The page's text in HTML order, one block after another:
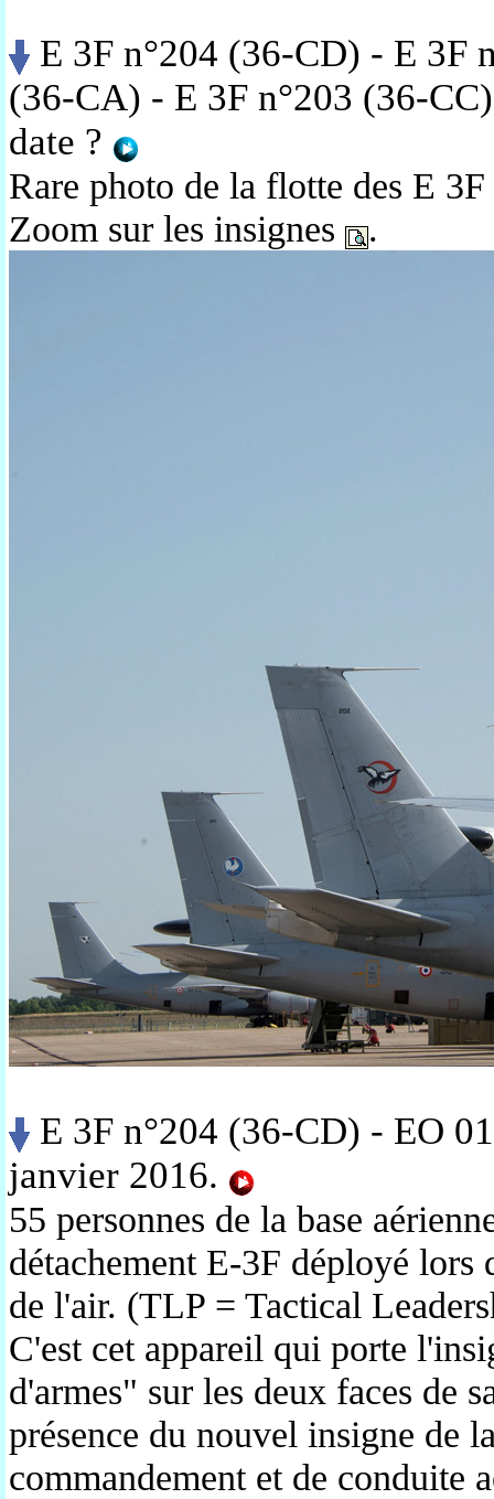
E 3F n°204 (36-CD) - E 3F
(36-CA) - E 3F n°203 (36-
date ?
Rare photo de la flotte des E
Zoom sur les insignes
.
E 3F n°204 (36-CD) - EO
janvier 2016.
55 personnes de la base
détachement E-3F déployé
de l'air. (TLP = Tactical
C'est cet appareil qui porte
d'armes" sur les deux faces de
présence du nouvel insigne de
commandement et de conduite